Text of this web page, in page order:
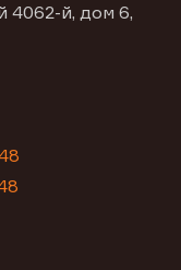
4062-й, дом 6,